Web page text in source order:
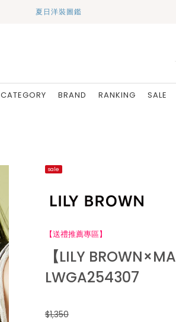
夏日洋裝圖鑑
CATEGORY BRAND RANKING
SALE
sale
【送禮推薦專區】
【LILY
LWGA254307
$1,350